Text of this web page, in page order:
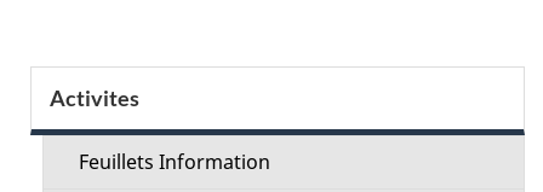
a
e
Activites
Feuillets Information